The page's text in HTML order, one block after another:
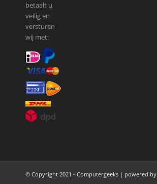
betaalt u
veilig en
versturen
wij met:
© Copyright 2021 - Computergeeks | powered by